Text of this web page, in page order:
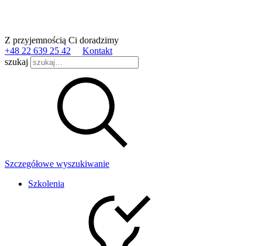
Z przyjemnością Ci doradzimy
+48 22 639 25 42
Kontakt
szukaj
Szczegółowe wyszukiwanie
Szkolenia